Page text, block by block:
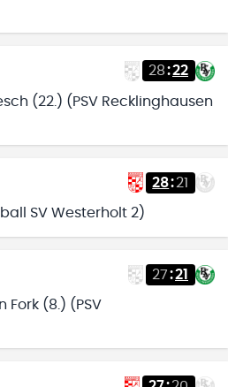
28:22
(22.) (PSV Recklinghausen
28:21
SV Westerholt 2)
27:21
Fork (8.) (PSV